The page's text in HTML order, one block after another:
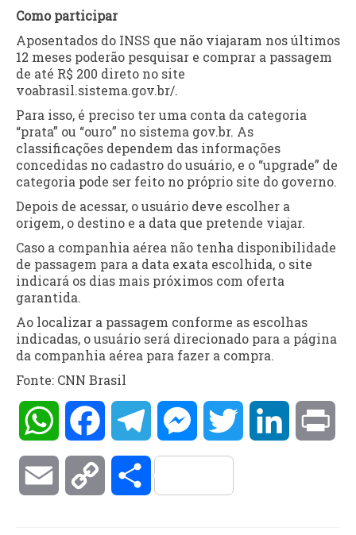
Como participar
Aposentados do INSS que não viajaram nos últimos
12 meses poderão pesquisar e comprar a passagem
de até R$ 200 direto no site
voabrasil.sistema.gov.br/.
Para isso, é preciso ter uma conta da categoria
“prata” ou “ouro” no sistema gov.br. As
classificações dependem das informações
concedidas no cadastro do usuário, e o “upgrade” de
categoria pode ser feito no próprio site do governo.
Depois de acessar, o usuário deve escolher a
origem, o destino e a data que pretende viajar.
Caso a companhia aérea não tenha disponibilidade
de passagem para a data exata escolhida, o site
indicará os dias mais próximos com oferta
garantida.
Ao localizar a passagem conforme as escolhas
indicadas, o usuário será direcionado para a página
da companhia aérea para fazer a compra.
Fonte: CNN Brasil
WhatsAppFacebookTelegramMessengerTwitter LinkedIn
Email Copy Compartilhar